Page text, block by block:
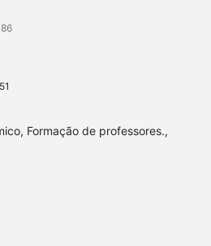
Formação de professores.,